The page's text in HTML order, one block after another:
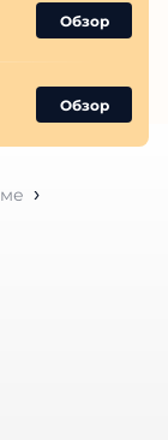
Обзор
Обзор